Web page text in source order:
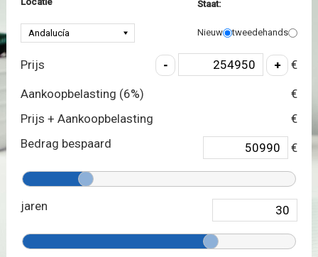
Staat:
Nieuw tweedehands
Prijs €
Aankoopbelasting (6%)
€
Prijs + Aankoopbelasting
€
Bedrag bespaard
€
jaren